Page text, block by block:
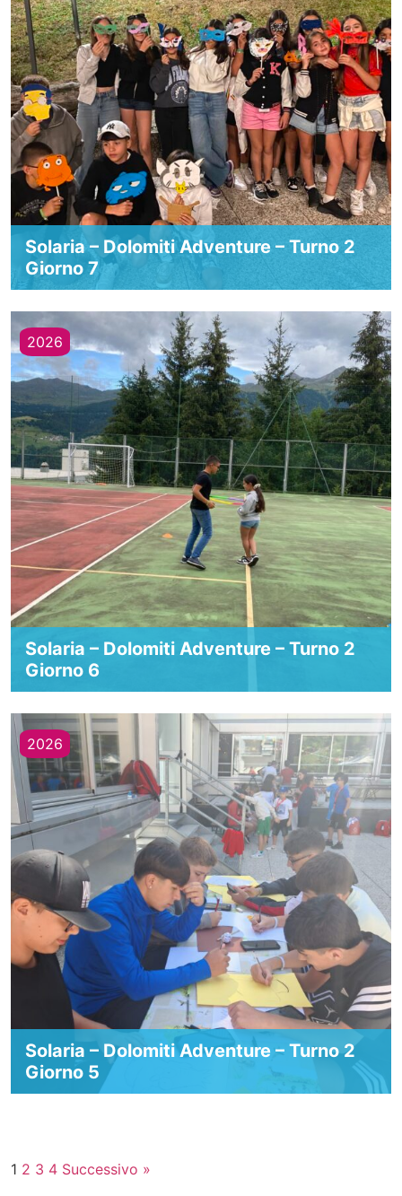
Solaria – Dolomiti Adventure – Turno 2
Giorno 7
2026
Solaria – Dolomiti Adventure – Turno 2
Giorno 6
2026
Solaria – Dolomiti Adventure – Turno 2
Giorno 5
1 2 3 4 Successivo »